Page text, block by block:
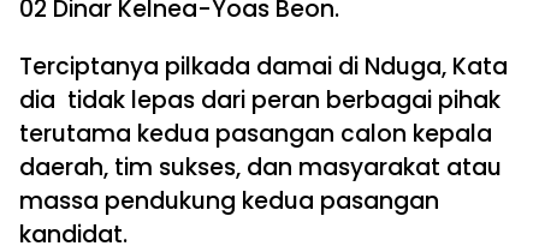
02 Dinar Kelnea-Yoas Beon.
Terciptanya pilkada damai di Nduga, Kata
dia tidak lepas dari peran berbagai pihak
terutama kedua pasangan calon kepala
daerah, tim sukses, dan masyarakat atau
massa pendukung kedua pasangan
kandidat.